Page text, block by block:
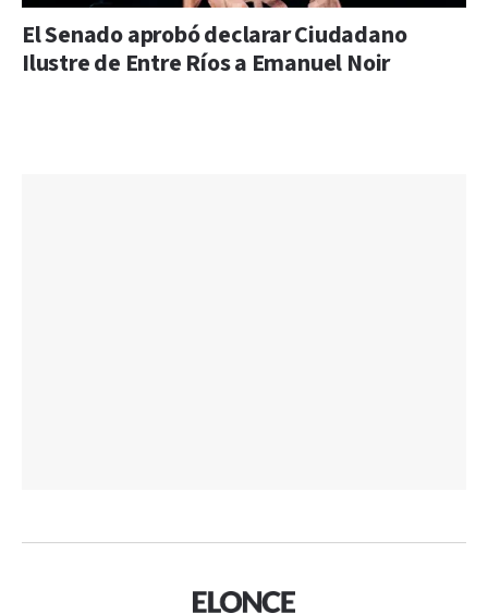
El Senado aprobó declarar Ciudadano
Ilustre de Entre Ríos a Emanuel Noir